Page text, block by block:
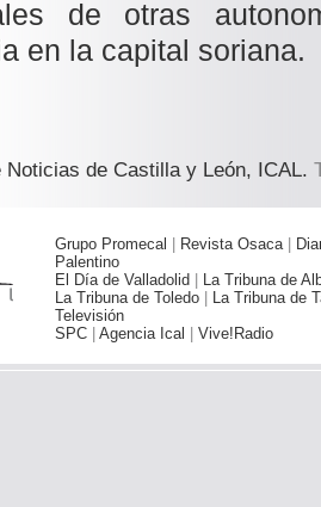
de otras
en la capital soriana.
de Castilla y León, ICAL.
Grupo Promecal Revista Osaca|
Palentino
El Día de Valladolid
La Tribuna de
La Tribuna de Toledo
La Tribuna de
Televisión
SPC
Agencia Ical Vive!Radio